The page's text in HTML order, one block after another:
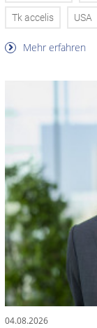
Tk accelis USA
Mehr erfahren
04.08.2026